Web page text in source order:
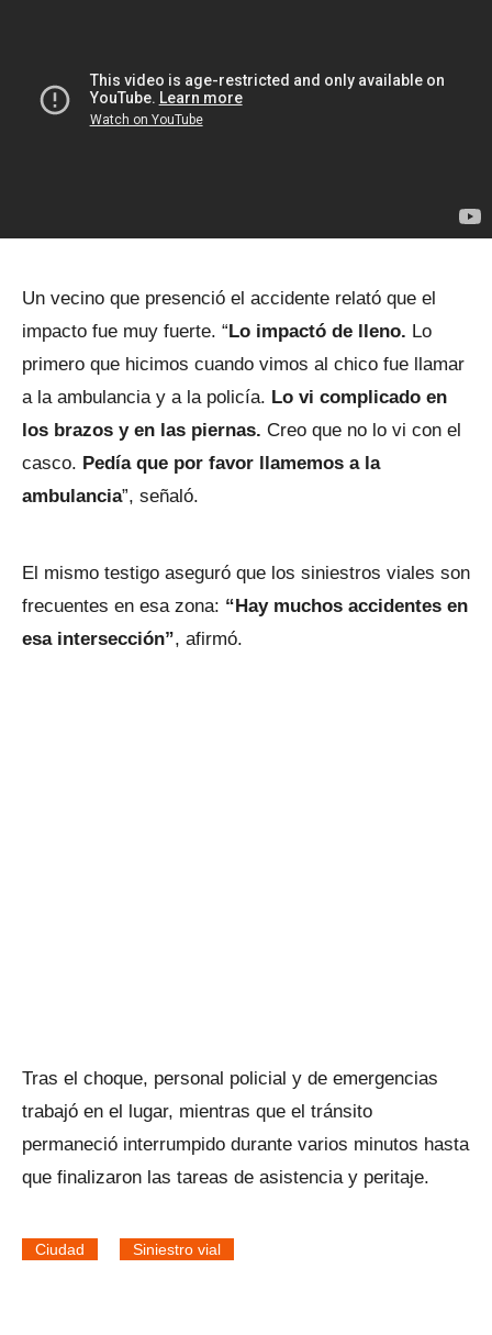
Un vecino que presenció el accidente relató que el
impacto fue muy fuerte. “Lo impactó de lleno. Lo
primero que hicimos cuando vimos al chico fue llamar
a la ambulancia y a la policía. Lo vi complicado en
los brazos y en las piernas. Creo que no lo vi con el
casco. Pedía que por favor llamemos a la
ambulancia”, señaló.
El mismo testigo aseguró que los siniestros viales son
frecuentes en esa zona: “Hay muchos accidentes en
esa intersección”, afirmó.
Tras el choque, personal policial y de emergencias
trabajó en el lugar, mientras que el tránsito
permaneció interrumpido durante varios minutos hasta
que finalizaron las tareas de asistencia y peritaje.
Ciudad Siniestro vial